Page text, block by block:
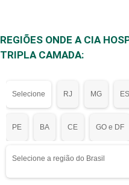
REGIÕES ONDE A CIA
TRIPLA CAMADA:
Selecione RJ MG ES
PE BA CE GO e DF
Selecione a região do Brasil